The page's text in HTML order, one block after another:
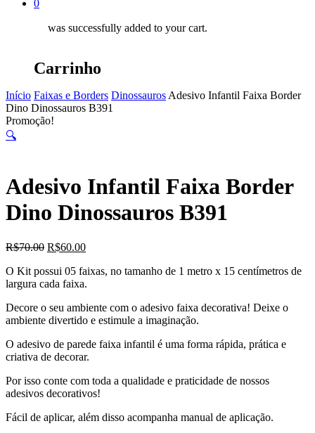
0
was successfully added to your cart.
Carrinho
Início Faixas e Borders Dinossauros Adesivo Infantil Faixa Border
Dino Dinossauros B391
Promoção!
🔍
Adesivo Infantil Faixa Border
Dino Dinossauros B391
R$70.00 O
original
era:
R$60.00O
atual
é:
O Kit possui 05 faixas, no tamanho de 1 metro x 15 centímetros de
largura cada faixa.
Decore o seu ambiente com o adesivo faixa decorativa! Deixe o
ambiente divertido e estimule a imaginação.
O adesivo de parede faixa infantil é uma forma rápida, prática e
criativa de decorar.
Por isso conte com toda a qualidade e praticidade de nossos
adesivos decorativos!
Fácil de aplicar, além disso acompanha manual de aplicação.